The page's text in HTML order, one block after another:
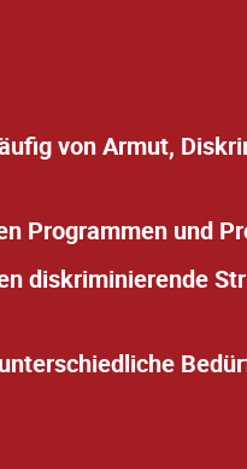
von Armut,
Programmen und
diskriminierende